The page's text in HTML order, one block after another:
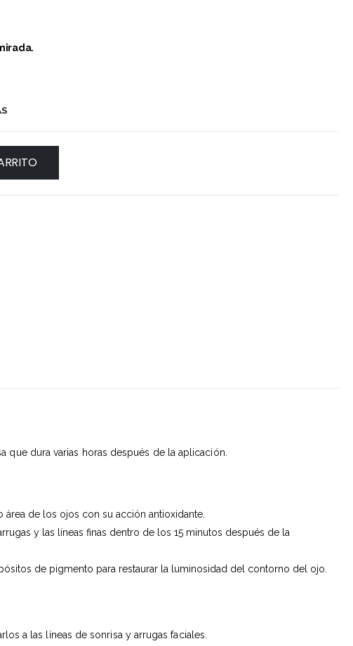
dura varias horas después de la aplicación.
de los ojos con su acción antioxidante.
y las líneas finas dentro de los 15 minutos después de la
de pigmento para restaurar la luminosidad del contorno del ojo.
a las líneas de sonrisa y arrugas faciales.